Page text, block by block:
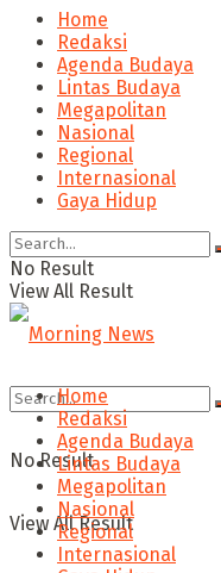
Home
Redaksi
Agenda Budaya
Lintas Budaya
Megapolitan
Nasional
Regional
Internasional
Gaya Hidup
No Result
View All Result
No Result
View All Result
Home
Redaksi
Agenda Budaya
Lintas Budaya
Megapolitan
Nasional
Regional
Internasional